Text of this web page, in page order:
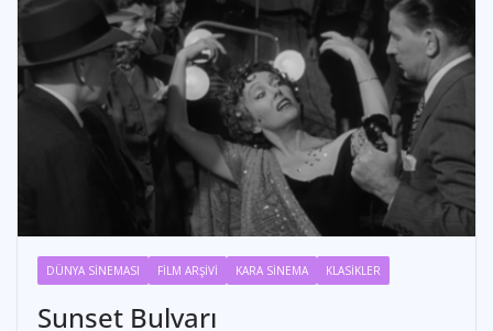
DÜNYA SİNEMASI FİLM ARŞİVİ KARA SİNEMA KLASİKLER
Sunset Bulvarı